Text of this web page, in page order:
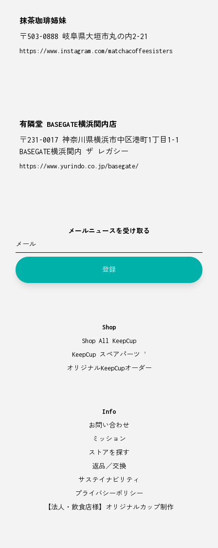
抹茶珈琲姉妹
〒503-0888 岐阜県大垣市丸の内2-21
https://www.instagram.com/matchacoffeesisters
有隣堂 BASEGATE横浜関内店
〒231-0017 神奈川県横浜市中区港町1丁目1-1
BASEGATE横浜関内 ザ レガシー
https://www.yurindo.co.jp/basegate/
メールニュースを受け取る
メール
登録
Shop
Shop All KeepCup
KeepCup スペアパーツ
7
オリジナルKeepCupオーダー
Info
お問い合わせ
ミッション
ストアを探す
返品／交換
サステイナビリティ
プライバシーポリシー
【法人・飲食店様】オリジナルカップ制作